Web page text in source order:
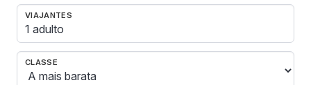
VIAJANTES
1 adulto
CLASSE